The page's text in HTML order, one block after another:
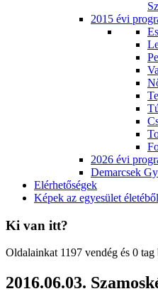
2015 évi
2026 évi
Demarcsek
Elérhetőségek
Képek az egyesület életéből
Ki van itt?
Oldalainkat 1197 vendég és 0 tag
2016.06.03.